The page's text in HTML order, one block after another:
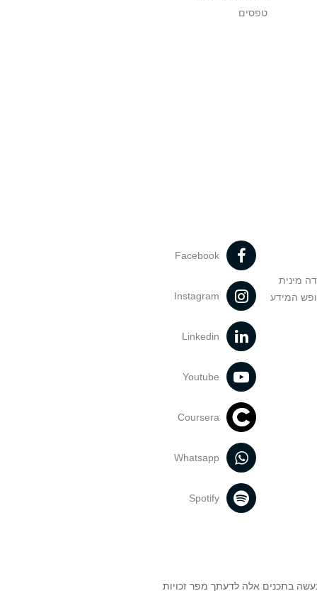
טפסים
מינית
המידע
Facebook
Instagram
Linkedin
Youtube
Coursera
Whatsapp
Spotify
בתכנים אלה לדעתך מפר זכויות